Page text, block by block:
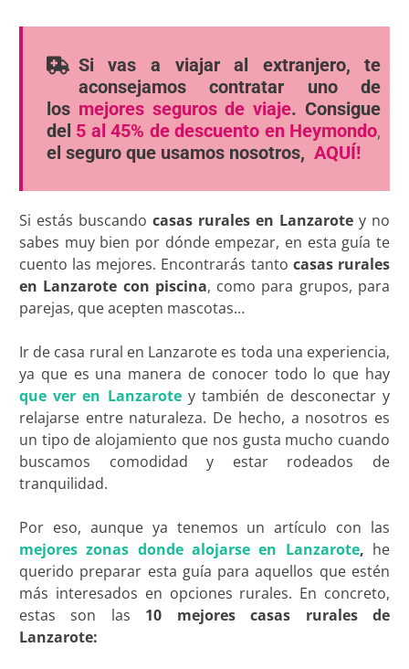
Si vas a viajar al extranjero, te
aconsejamos contratar uno de
los mejores seguros de viaje. Consigue
del 5 al 45% de descuento en Heymondo,
el seguro que usamos nosotros, AQUÍ!
Si estás buscando casas rurales en Lanzarote y no
sabes muy bien por dónde empezar, en esta guía te
cuento las mejores. Encontrarás tanto casas rurales
en Lanzarote con piscina, como para grupos, para
parejas, que acepten mascotas…
Ir de casa rural en Lanzarote es toda una experiencia,
ya que es una manera de conocer todo lo que hay
que ver en Lanzarotey también de desconectar y
relajarse entre naturaleza. De hecho, a nosotros es
un tipo de alojamiento que nos gusta mucho cuando
buscamos comodidad y estar rodeados de
tranquilidad.
Por eso, aunque ya tenemos un artículo con las
mejores zonas donde alojarse en Lanzarote, he
querido preparar esta guía para aquellos que estén
más interesados en opciones rurales. En concreto,
estas son las 10 mejores casas rurales de
Lanzarote: